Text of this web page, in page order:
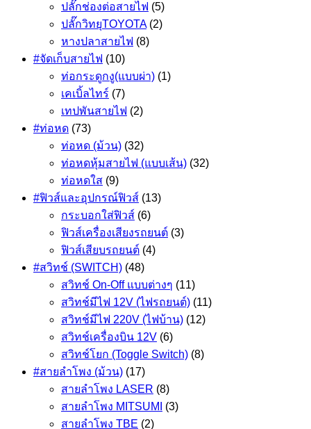
ปลั๊กช่องต่อสายไฟ (5)
ปลั๊กวิทยุTOYOTA (2)
หางปลาสายไฟ (8)
#จัดเก็บสายไฟ (10)
ท่อกระดูกงู(แบบผ่า) (1)
เคเบิ้ลไทร์ (7)
เทปพันสายไฟ (2)
#ท่อหด (73)
ท่อหด (ม้วน) (32)
ท่อหดหุ้มสายไฟ (แบบเส้น) (32)
ท่อหดใส (9)
#ฟิวส์และอุปกรณ์ฟิวส์ (13)
กระบอกใส่ฟิวส์ (6)
ฟิวส์เครื่องเสียงรถยนต์ (3)
ฟิวส์เสียบรถยนต์ (4)
#สวิทช์ (SWITCH) (48)
สวิทช์ On-Off แบบต่างๆ (11)
สวิทช์มีไฟ 12V (ไฟรถยนต์) (11)
สวิทช์มีไฟ 220V (ไฟบ้าน) (12)
สวิทช์เครื่องบิน 12V (6)
สวิทช์โยก (Toggle Switch) (8)
#สายลำโพง (ม้วน) (17)
สายลำโพง LASER (8)
สายลำโพง MITSUMI
(3)
สายลำโพง TBE (2)